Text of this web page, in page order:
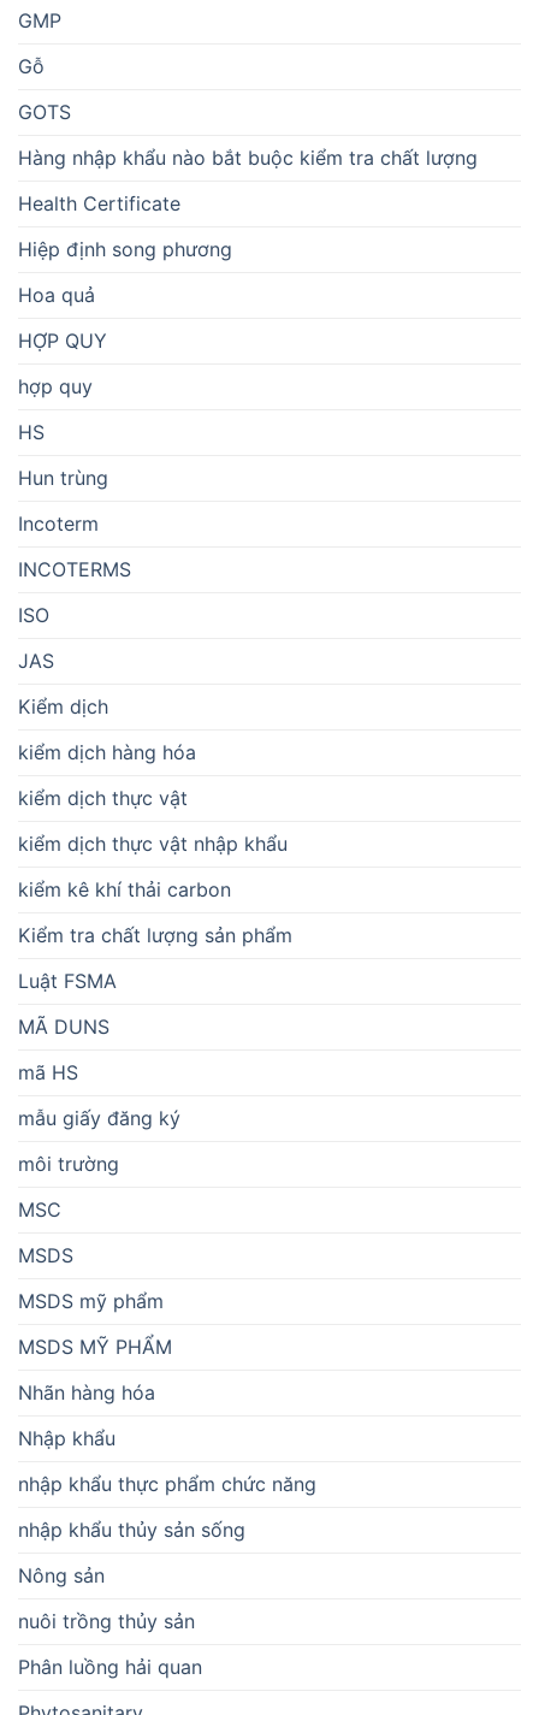
GMP
Gỗ
GOTS
Hàng nhập khẩu nào bắt buộc kiểm tra chất lượng
Health Certificate
Hiệp định song phương
Hoa quả
HỢP QUY
hợp quy
HS
Hun trùng
Incoterm
INCOTERMS
ISO
JAS
Kiểm dịch
kiểm dịch hàng hóa
kiểm dịch thực vật
kiểm dịch thực vật nhập khẩu
kiểm kê khí thải carbon
Kiểm tra chất lượng sản phẩm
Luật FSMA
MÃ DUNS
mã HS
mẫu giấy đăng ký
môi trường
MSC
MSDS
MSDS mỹ phẩm
MSDS MỸ PHẨM
Nhãn hàng hóa
Nhập khẩu
nhập khẩu thực phẩm chức năng
nhập khẩu thủy sản sống
Nông sản
nuôi trồng thủy sản
Phân luồng hải quan